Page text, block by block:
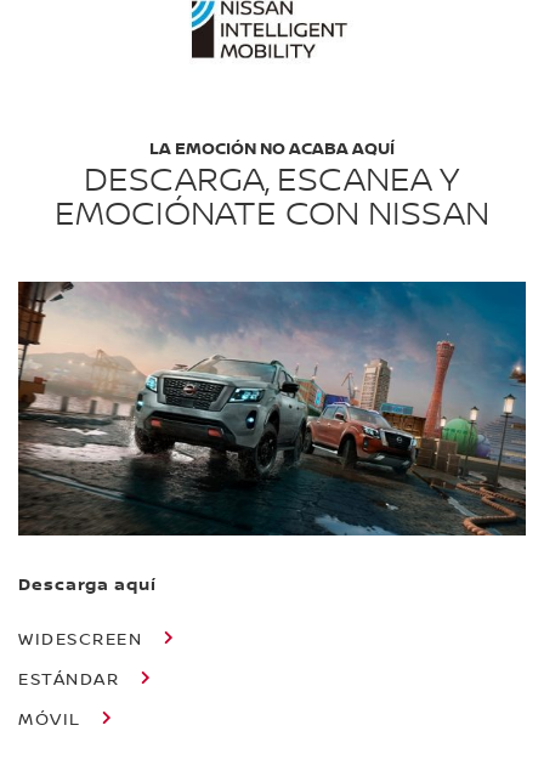
DESCARGA, ESCANEA Y
EMOCIÓNATE CON NISSAN
LA EMOCIÓN NO ACABA AQUÍ
Descarga aquí
WIDESCREEN
ESTÁNDAR
MÓVIL